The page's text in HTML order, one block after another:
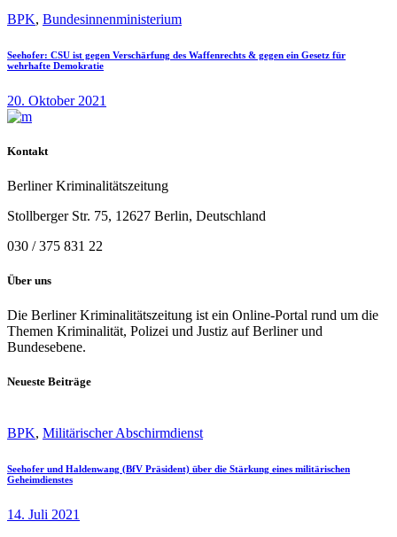
BPK, Bundesinnenministerium
Seehofer: CSU ist gegen Verschärfung des Waffenrechts & gegen ein Gesetz für
wehrhafte Demokratie
20. Oktober 2021
Kontakt
Berliner Kriminalitätszeitung
Stollberger Str. 75, 12627 Berlin, Deutschland
030 / 375 831 22
Über uns
Die Berliner Kriminalitätszeitung ist ein Online-Portal rund um die
Themen Kriminalität, Polizei und Justiz auf Berliner und
Bundesebene.
Neueste Beiträge
BPK, Militärischer Abschirmdienst
Seehofer und Haldenwang (BfV Präsident) über die Stärkung eines militärischen
Geheimdienstes
14. Juli 2021